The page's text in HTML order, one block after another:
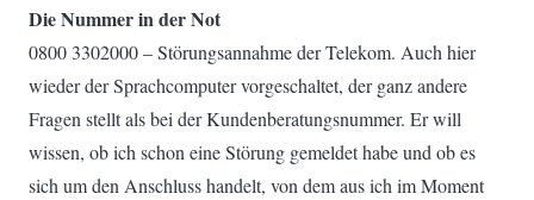
Die Nummer in der Not
0800 3302000 – Störungsannahme der Telekom. Auch hier
wieder der Sprachcomputer vorgeschaltet, der ganz andere
Fragen stellt als bei der Kundenberatungsnummer. Er will
wissen, ob ich schon eine Störung gemeldet habe und ob es
sich um den Anschluss handelt, von dem aus ich im Moment